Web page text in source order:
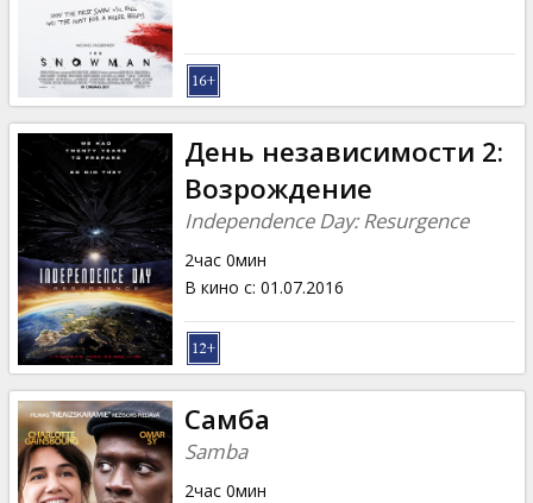
B2B
Клуб
День независимости 2:
Возрождение
Independence Day: Resurgence
2час 0мин
В кино с: 01.07.2016
Самба
Samba
2час 0мин